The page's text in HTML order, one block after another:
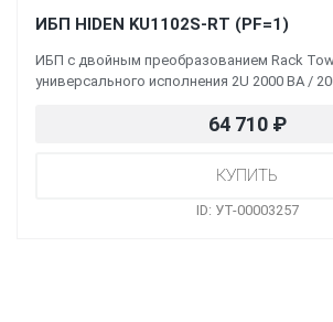
ИБП HIDEN KU1102S-RT (PF=1)
ИБП с двойным преобразованием Rack
универсального исполнения 2U 2000 ВА /
64 710 ₽
ID: УТ-00003257